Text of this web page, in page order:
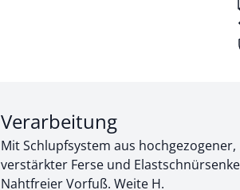
Abschnitt 2 von 3:
Verarbeitung
Mit Schlupfsystem aus hochgezogener,
verstärkter Ferse und
Nahtfreier Vorfuß. Weite H.